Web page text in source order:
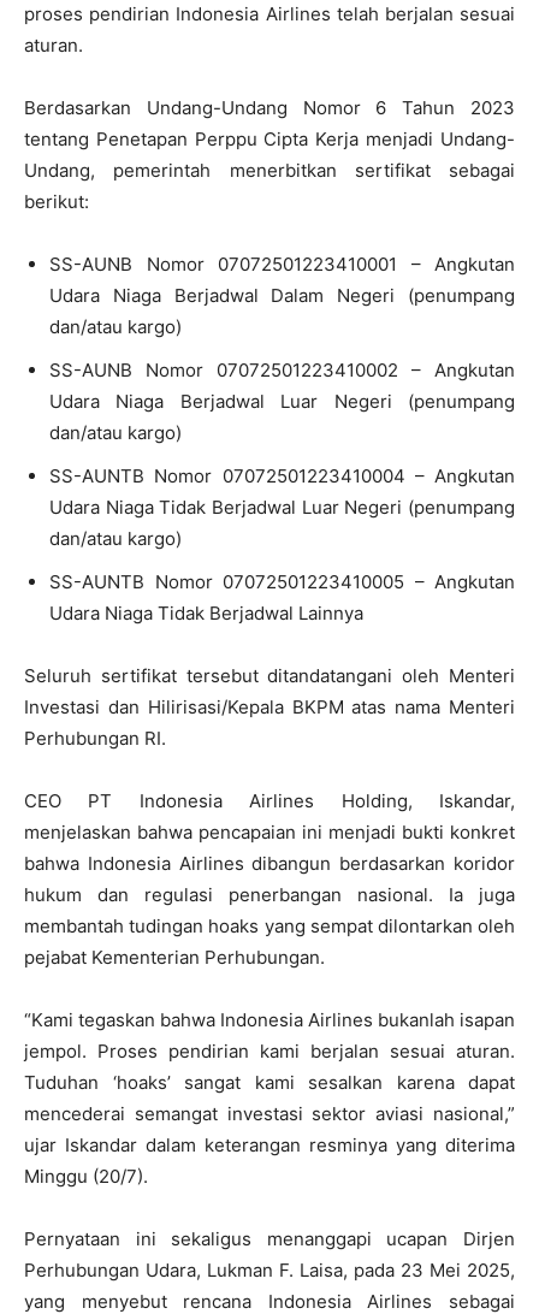
proses pendirian Indonesia Airlines telah berjalan sesuai
aturan.
Berdasarkan Undang-Undang Nomor 6 Tahun 2023
tentang Penetapan Perppu Cipta Kerja menjadi Undang-
Undang, pemerintah menerbitkan sertifikat sebagai
berikut:
SS-AUNB Nomor 07072501223410001 – Angkutan
Udara Niaga Berjadwal Dalam Negeri (penumpang
dan/atau kargo)
SS-AUNB Nomor 07072501223410002 – Angkutan
Udara Niaga Berjadwal Luar Negeri (penumpang
dan/atau kargo)
SS-AUNTB Nomor 07072501223410004 – Angkutan
Udara Niaga Tidak Berjadwal Luar Negeri (penumpang
dan/atau kargo)
SS-AUNTB Nomor 07072501223410005 – Angkutan
Udara Niaga Tidak Berjadwal Lainnya
Seluruh sertifikat tersebut ditandatangani oleh Menteri
Investasi dan Hilirisasi/Kepala BKPM atas nama Menteri
Perhubungan RI.
CEO PT Indonesia Airlines Holding, Iskandar,
menjelaskan bahwa pencapaian ini menjadi bukti konkret
bahwa Indonesia Airlines dibangun berdasarkan koridor
hukum dan regulasi penerbangan nasional. Ia juga
membantah tudingan hoaks yang sempat dilontarkan oleh
pejabat Kementerian Perhubungan.
“Kami tegaskan bahwa Indonesia Airlines bukanlah isapan
jempol. Proses pendirian kami berjalan sesuai aturan.
Tuduhan ‘hoaks’ sangat kami sesalkan karena dapat
mencederai semangat investasi sektor aviasi nasional,”
ujar Iskandar dalam keterangan resminya yang diterima
Minggu (20/7).
Pernyataan ini sekaligus menanggapi ucapan Dirjen
Perhubungan Udara, Lukman F. Laisa, pada 23 Mei 2025,
yang menyebut rencana Indonesia Airlines sebagai